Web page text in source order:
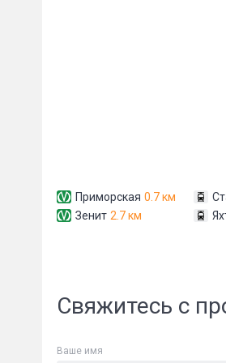
Приморская 0.7 км
Зенит 2.7 км
Свяжитесь с
Ваше имя